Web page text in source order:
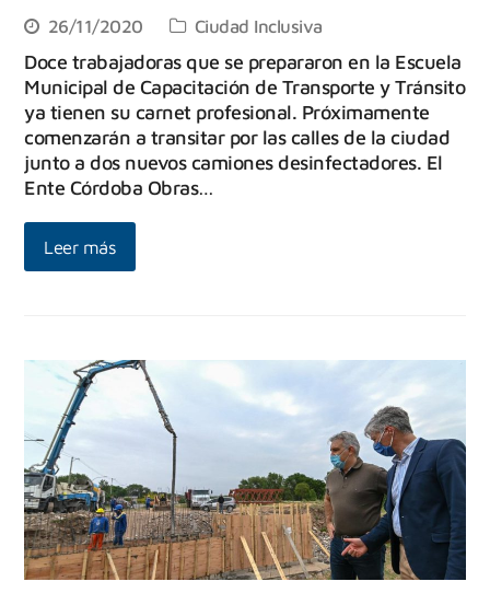
26/11/2020 Ciudad Inclusiva
Doce trabajadoras que se prepararon en la Escuela
Municipal de Capacitación de Transporte y Tránsito
ya tienen su carnet profesional. Próximamente
comenzarán a transitar por las calles de la ciudad
junto a dos nuevos camiones desinfectadores. El
Ente Córdoba Obras…
Leer más